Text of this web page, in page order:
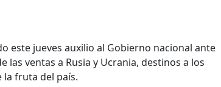
este jueves auxilio al Gobierno nacional ante
las ventas a Rusia y Ucrania, destinos a los
la fruta del país.